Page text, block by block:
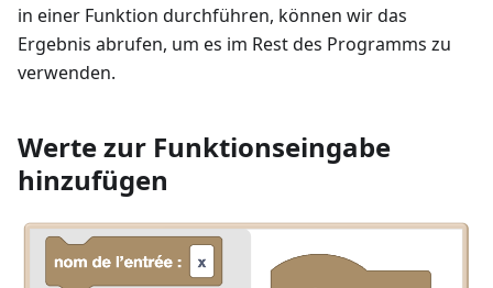
in einer Funktion durchführen, können wir das
Ergebnis abrufen, um es im Rest des Programms zu
verwenden.
Werte zur Funktionseingabe
hinzufügen